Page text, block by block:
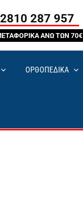
2810 287 957
ΑΝΩ ΤΩΝ 70€
ΟΡΘΟΠΕΔΙΚΑ